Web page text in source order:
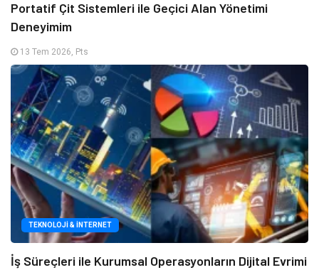
Portatif Çit Sistemleri ile Geçici Alan Yönetimi
Deneyimim
13 Tem 2026, Pts
TEKNOLOJI & İNTERNET
İş Süreçleri ile Kurumsal Operasyonların Dijital Evrimi